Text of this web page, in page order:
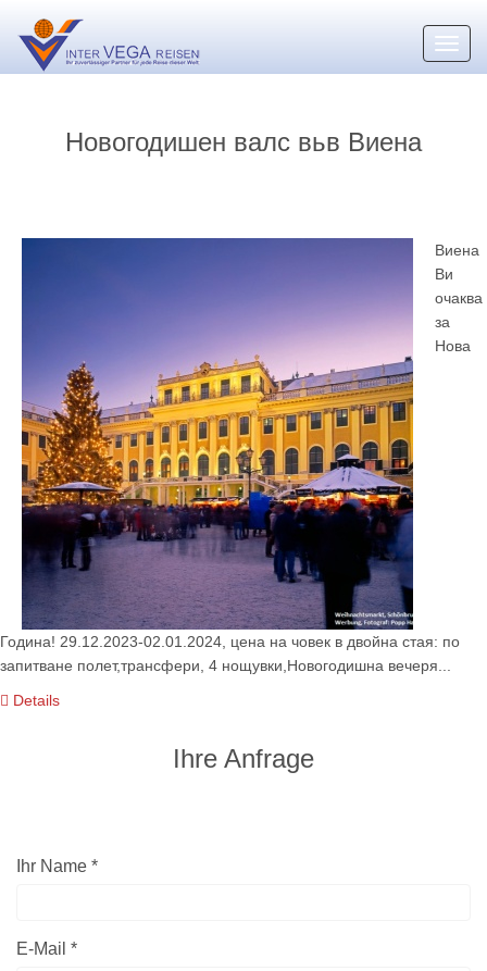
Новогодишен валс вьв Виена
Виена
Ви
очаква
за
Нова
Година! 29.12.2023-02.01.2024, цена на човек в двойна стая: по
запитване полет,трансфери, 4 нощувки,Новогодишна вечеря...
Details
Ihre Anfrage
Ihr Name *
E-Mail *